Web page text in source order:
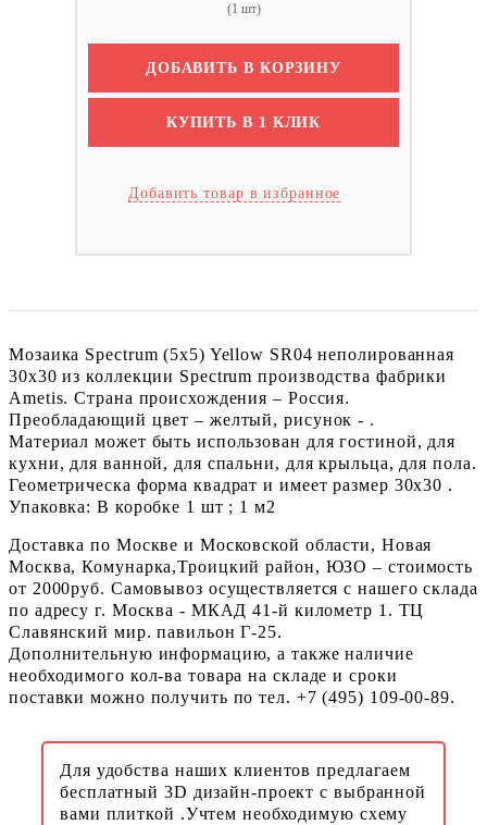
(1 шт)
ДОБАВИТЬ В КОРЗИНУ
КУПИТЬ В 1 КЛИК
Добавить товар в избранное
Мозаика Spectrum (5х5) Yellow SR04 неполированная
30x30 из коллекции Spectrum производства фабрики
Ametis. Страна происхождения – Россия.
Преобладающий цвет – желтый, рисунок - .
Материал может быть использован для гостиной, для
кухни, для ванной, для спальни, для крыльца, для пола.
Геометрическа форма квадрат и имеет размер 30x30 .
Упаковка: В коробке 1 шт ; 1 м2
Доставка по Москве и Московской области, Новая
Москва, Комунарка,Троицкий район, ЮЗО – стоимость
от 2000руб. Самовывоз осуществляется с нашего склада
по адресу г. Москва - МКАД 41-й километр 1. ТЦ
Славянский мир. павильон Г-25.
Дополнительную информацию, а также наличие
необходимого кол-ва товара на складе и сроки
поставки можно получить по тел. +7 (495) 109-00-89.
Для удобства наших клиентов предлагаем
бесплатный 3D дизайн-проект с выбранной
вами плиткой .Учтем необходимую схему